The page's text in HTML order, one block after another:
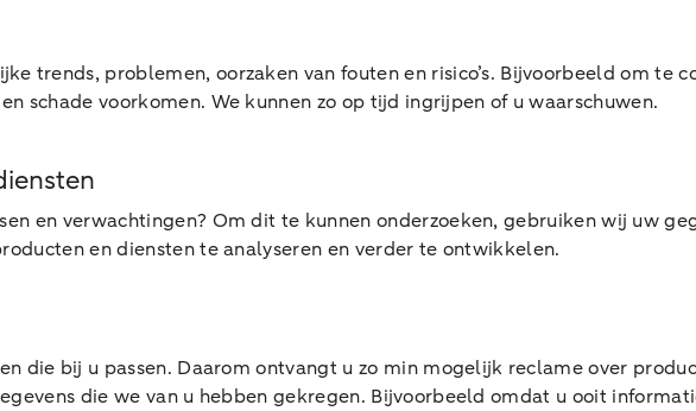
trends, problemen, oorzaken van fouten en risico’s. Bijvoorbeeld om te
schade voorkomen. We kunnen zo op tijd ingrijpen of u waarschuwen.
en verwachtingen? Om dit te kunnen onderzoeken, gebruiken wij uw
en diensten te analyseren en verder te ontwikkelen.
die bij u passen. Daarom ontvangt u zo min mogelijk reclame over
die we van u hebben gekregen. Bijvoorbeeld omdat u ooit